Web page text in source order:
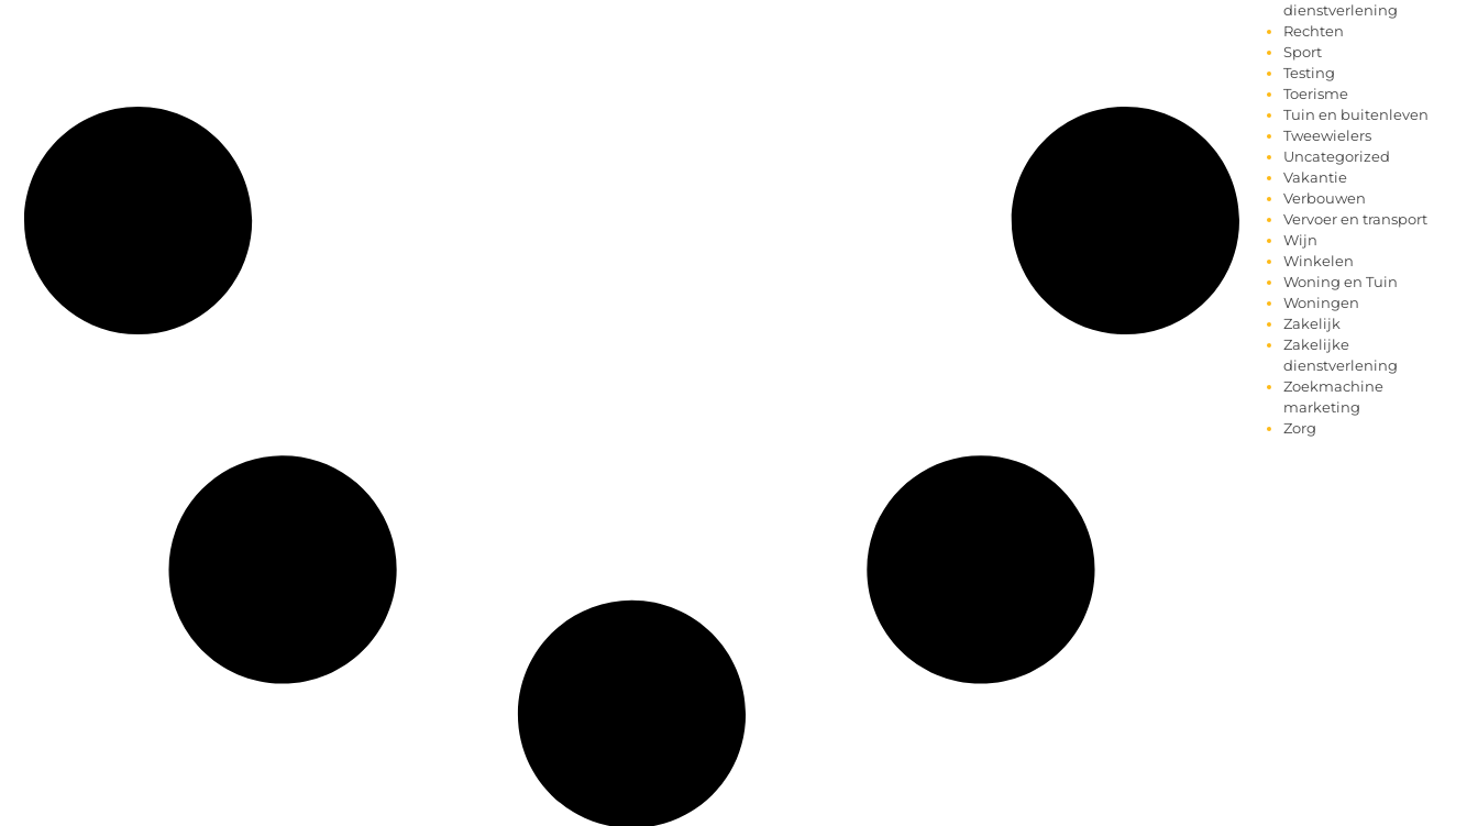
dienstverlening
Rechten
Sport
Testing
Toerisme
Tuin en buitenleven
Tweewielers
Uncategorized
Vakantie
Verbouwen
Vervoer en transport
Wijn
Winkelen
Woning en Tuin
Woningen
Zakelijk
Zakelijke
dienstverlening
Zoekmachine
marketing
Zorg